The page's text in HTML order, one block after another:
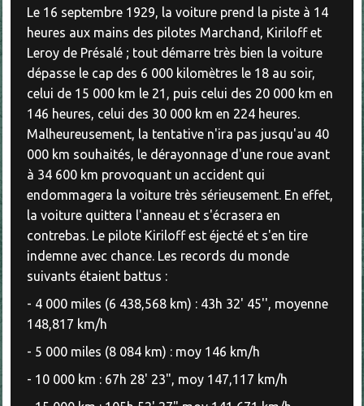
Le 16 septembre 1929, la voiture prend la piste à 14
heures aux mains des pilotes Marchand, Kiriloff et
Leroy de Présalé ; tout démarre très bien la voiture
dépasse le cap des 6 000 kilomètres le 18 au soir,
celui de 15 000 km le 21, puis celui des 20 000 km en
146 heures, celui des 30 000 km en 224 heures.
Malheureusement, la tentative n'ira pas jusqu'au 40
000 km souhaités, le dérayonnage d'une roue avant
à 34 600 km provoquant un accident qui
endommagera la voiture très sérieusement. En effet,
la voiture quittera l'anneau et s'écrasera en
contrebas. Le pilote Kiriloff est éjecté et s'en tire
indemne avec chance. Les records du monde
suivants étaient battus :
- 4 000 miles (6 438,568 km) : 43h 32' 45'', moyenne
148,817 km/h
- 5 000 miles (8 084 km) : moy 146 km/h
- 10 000 km : 67h 28' 23", moy 147,117 km/h